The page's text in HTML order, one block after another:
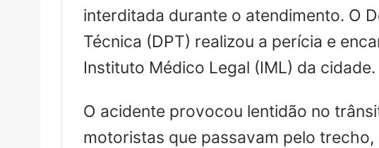
interditada durante o atendimento. O
Técnica (DPT) realizou a perícia e
Instituto Médico Legal (IML) da cidade.
O acidente provocou lentidão no
motoristas que passavam pelo